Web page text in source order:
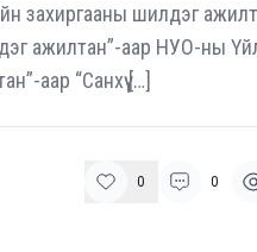
захиргааны шилдэг
ажилтан”-аар НУО-ны
аар “Санхүү […]
0 0